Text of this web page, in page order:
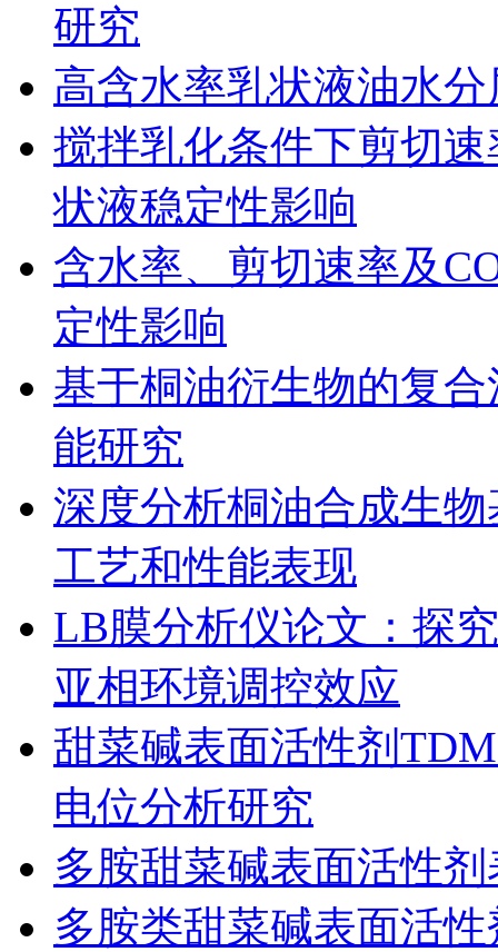
研究
高含水率乳状液油水
搅拌乳化条件下剪切
状液稳定性影响
含水率、剪切速率及
定性影响
基于桐油衍生物的复
能研究
深度分析桐油合成生
工艺和性能表现
LB膜分析仪论文：探
亚相环境调控效应
甜菜碱表面活性剂
电位分析研究
多胺甜菜碱表面活性
多胺类甜菜碱表面活